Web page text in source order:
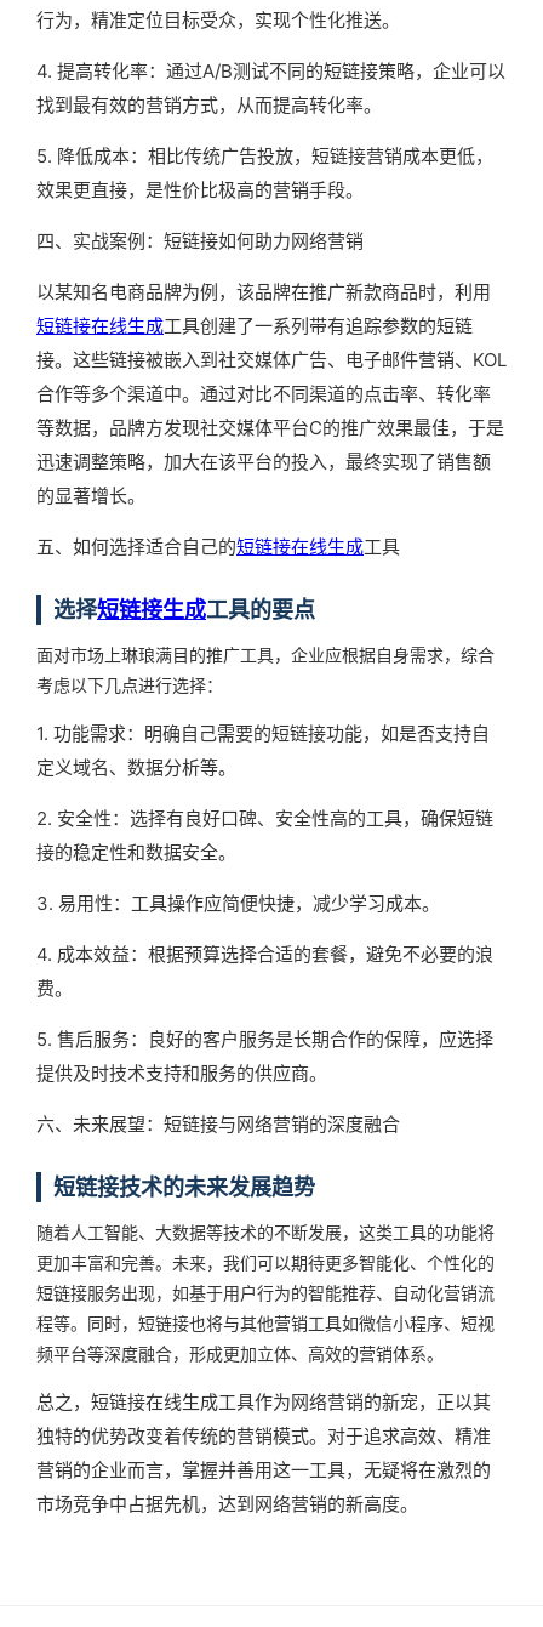
行为，精准定位目标受众，实现个性化推送。
4. 提高转化率：通过A/B测试不同的短链接策略，企业可以
找到最有效的营销方式，从而提高转化率。
5. 降低成本：相比传统广告投放，短链接营销成本更低，
效果更直接，是性价比极高的营销手段。
四、实战案例：短链接如何助力网络营销
以某知名电商品牌为例，该品牌在推广新款商品时，利用
短链接在线生成工具创建了一系列带有追踪参数的短链
接。这些链接被嵌入到社交媒体广告、电子邮件营销、KOL
合作等多个渠道中。通过对比不同渠道的点击率、转化率
等数据，品牌方发现社交媒体平台C的推广效果最佳，于是
迅速调整策略，加大在该平台的投入，最终实现了销售额
的显著增长。
五、如何选择适合自己的短链接在线生成工具
选择短链接生成工具的要点
面对市场上琳琅满目的推广工具，企业应根据自身需求，综合
考虑以下几点进行选择：
1. 功能需求：明确自己需要的短链接功能，如是否支持自
定义域名、数据分析等。
2. 安全性：选择有良好口碑、安全性高的工具，确保短链
接的稳定性和数据安全。
3. 易用性：工具操作应简便快捷，减少学习成本。
4. 成本效益：根据预算选择合适的套餐，避免不必要的浪
费。
5. 售后服务：良好的客户服务是长期合作的保障，应选择
提供及时技术支持和服务的供应商。
六、未来展望：短链接与网络营销的深度融合
短链接技术的未来发展趋势
随着人工智能、大数据等技术的不断发展，这类工具的功能将
更加丰富和完善。未来，我们可以期待更多智能化、个性化的
短链接服务出现，如基于用户行为的智能推荐、自动化营销流
程等。同时，短链接也将与其他营销工具如微信小程序、短视
频平台等深度融合，形成更加立体、高效的营销体系。
总之，短链接在线生成工具作为网络营销的新宠，正以其
独特的优势改变着传统的营销模式。对于追求高效、精准
营销的企业而言，掌握并善用这一工具，无疑将在激烈的
市场竞争中占据先机，达到网络营销的新高度。